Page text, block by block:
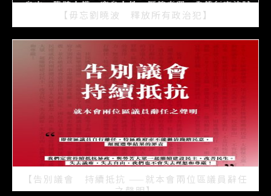
【毋忘劉曉波 釋放所有政治犯】
【告別議會 持續抵抗 ——就本會兩位區議員辭任
之聲明】